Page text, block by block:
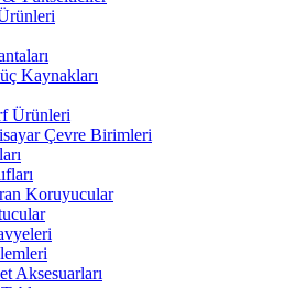
Kaynakları
Ürünleri
Çevre Birimleri
Koruyucular
Aksesuarları